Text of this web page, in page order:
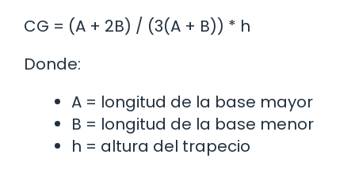
CG = (A + 2B) / (3(A + B)) * h
Donde:
A = longitud de la base mayor
B = longitud de la base menor
h = altura del trapecio